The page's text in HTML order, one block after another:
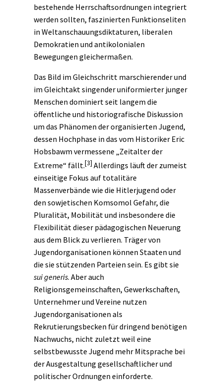
bestehende Herrschaftsordnungen integriert
werden sollten, faszinierten Funktionseliten
in Weltanschauungsdiktaturen, liberalen
Demokratien und antikolonialen
Bewegungen gleichermaßen.
Das Bild im Gleichschritt marschierender und
im Gleichtakt singender uniformierter junger
Menschen dominiert seit langem die
öffentliche und historiografische Diskussion
um das Phänomen der organisierten Jugend,
dessen Hochphase in das vom Historiker Eric
Hobsbawm vermessene „Zeitalter der
Extreme“ fällt.[3] Allerdings läuft der zumeist
einseitige Fokus auf totalitäre
Massenverbände wie die Hitlerjugend oder
den sowjetischen Komsomol Gefahr, die
Pluralität, Mobilität und insbesondere die
Flexibilität dieser pädagogischen Neuerung
aus dem Blick zu verlieren. Träger von
Jugendorganisationen können Staaten und
die sie stützenden Parteien sein. Es gibt sie
sui generis. Aber auch
Religionsgemeinschaften, Gewerkschaften,
Unternehmerund Vereine nutzen
Jugendorganisationen als
Rekrutierungsbecken für dringend benötigen
Nachwuchs, nicht zuletzt weil eine
selbstbewusste Jugend mehr Mitsprache bei
der Ausgestaltung gesellschaftlicher und
politischer Ordnungen einforderte.